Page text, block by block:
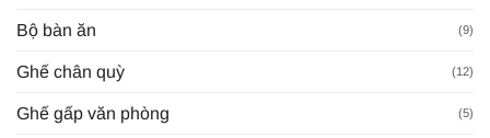
Bộ bàn ăn (9)
Ghế chân quỳ (12)
Ghế gấp văn phòng (5)